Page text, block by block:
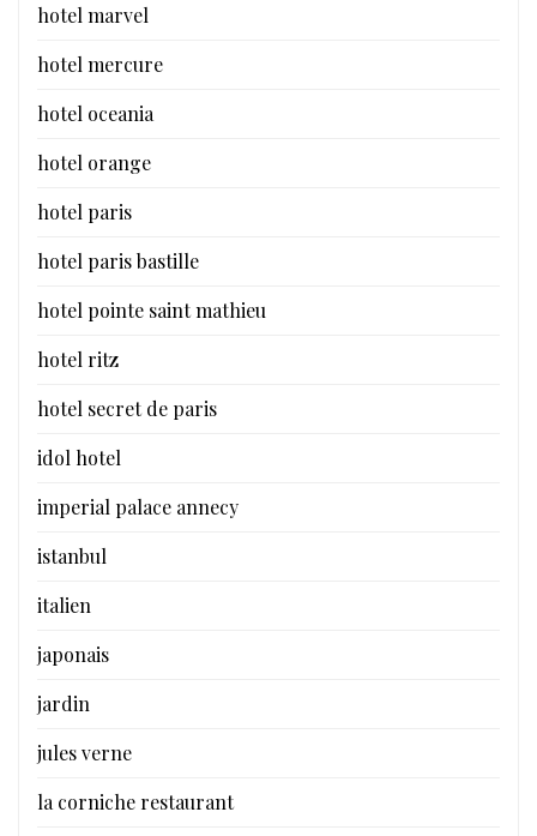
hotel marvel
hotel mercure
hotel oceania
hotel orange
hotel paris
hotel paris bastille
hotel pointe saint mathieu
hotel ritz
hotel secret de paris
idol hotel
imperial palace annecy
istanbul
italien
japonais
jardin
jules verne
la corniche restaurant